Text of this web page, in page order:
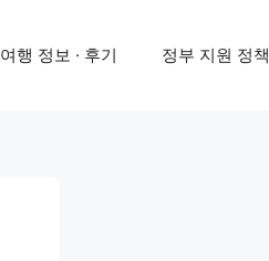
여행 정보 · 후기 정부 지원 정책